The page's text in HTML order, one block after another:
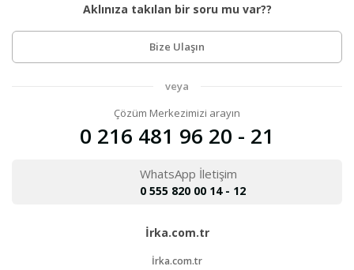
Aklınıza takılan bir soru mu var??
Bize Ulaşın
veya
Çözüm Merkezimizi arayın
0 216 481 96 20 - 21
WhatsApp İletişim
0 555 820 00 14 - 12
İrka.com.tr
İrka.com.tr